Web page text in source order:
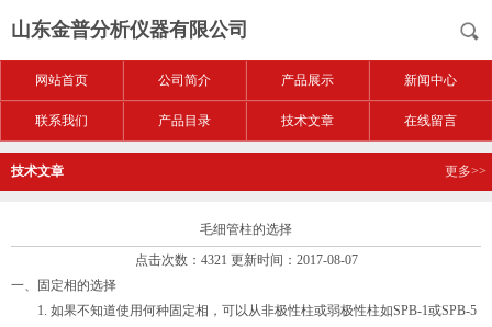
山东金普分析仪器有限公司
网站首页 公司简介 产品展示 新闻中心
联系我们 产品目录 技术文章 在线留言
技术文章 更多>>
毛细管柱的选择
点击次数：4321 更新时间：2017-08-07
一、固定相的选择
1. 如果不知道使用何种固定相，可以从非极性柱或弱极性柱如SPB-1或SPB-5